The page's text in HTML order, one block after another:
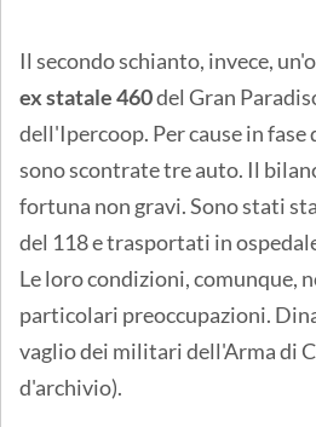
Il secondo schianto, invece,
ex statale 460del Gran
dell'Ipercoop. Per cause in fase
sono scontrate tre auto. Il
fortuna non gravi. Sono stati
del 118 e trasportati in
Le loro condizioni, comunque,
particolari preoccupazioni.
vaglio dei militari dell'Arma di
d'archivio).